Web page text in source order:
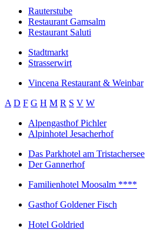
Rauterstube
Restaurant Gamsalm
Restaurant Saluti
Stadtmarkt
Strasserwirt
Vincena Restaurant & Weinbar
A D F G H M R S V W
Alpengasthof Pichler
Alpinhotel Jesacherhof
Das Parkhotel am Tristachersee
Der Gannerhof
Familienhotel Moosalm ****
Gasthof Goldener Fisch
Hotel Goldried